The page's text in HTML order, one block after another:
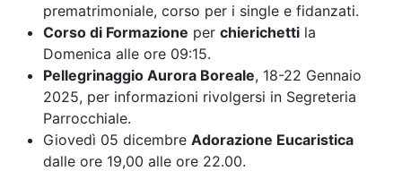
prematrimoniale, corso per i single e fidanzati.
Corso di Formazione per chierichetti la
Domenica alle ore 09:15.
Pellegrinaggio Aurora Boreale, 18-22 Gennaio
2025, per informazioni rivolgersi in Segreteria
Parrocchiale.
Giovedì 05 dicembre Adorazione Eucaristica
dalle ore 19,00 alle ore 22.00.